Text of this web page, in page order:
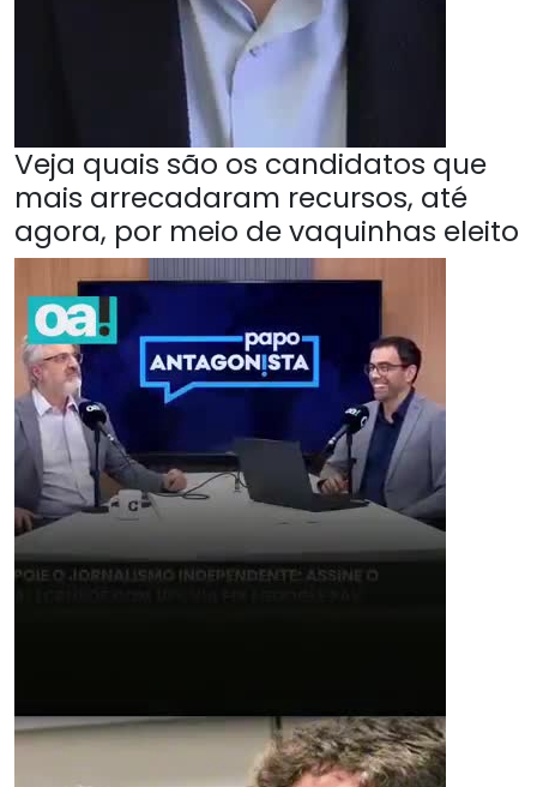
Veja quais são os candidatos que
mais arrecadaram recursos, até
agora, por meio de vaquinhas eleito